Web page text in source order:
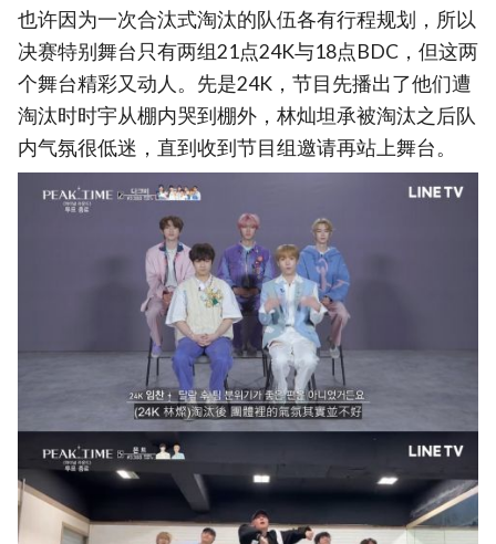
也许因为一次合汰式淘汰的队伍各有行程规划，所以
决赛特别舞台只有两组21点24K与18点BDC，但这两
个舞台精彩又动人。先是24K，节目先播出了他们遭
淘汰时时宇从棚内哭到棚外，林灿坦承被淘汰之后队
内气氛很低迷，直到收到节目组邀请再站上舞台。